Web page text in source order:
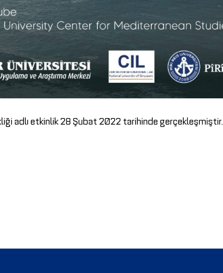
adlı etkinlik 28 Şubat 2022 tarihinde gerçekleşmiştir.